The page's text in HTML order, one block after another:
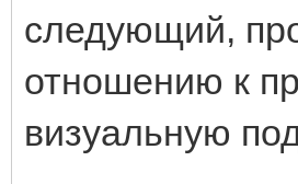
следующий,
отношению к
визуальную